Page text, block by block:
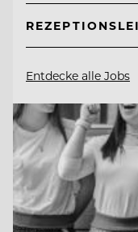
Entdecke alle Jobs